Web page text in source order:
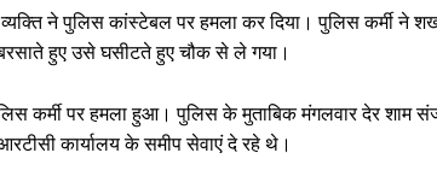
ने पुलिस कांस्टेबल पर हमला कर दिया। पुलिस कर्मी ने
हुए उसे घसीटते हुए चौक से ले गया।
कर्मी पर हमला हुआ। पुलिस के मुताबिक मंगलवार देर शाम
कार्यालय के समीप सेवाएं दे रहे थे।